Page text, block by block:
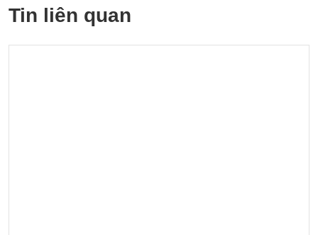
Tin liên quan